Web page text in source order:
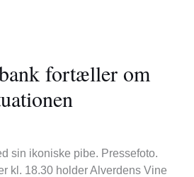
fortæller om
sin ikoniske pibe. Pressefoto.
kl. 18.30 holder Alverdens Vine